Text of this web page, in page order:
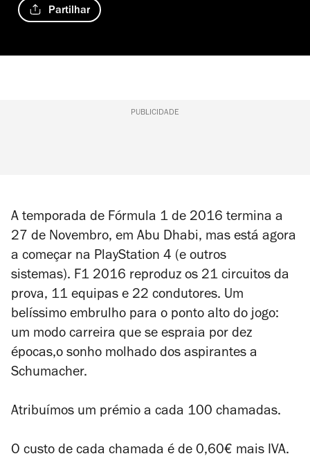
Partilhar
PUBLICIDADE
A temporada de Fórmula 1 de 2016 termina a
27 de Novembro, em Abu Dhabi, mas está agora
a começar na PlayStation 4 (e outros
sistemas). F1 2016 reproduz os 21 circuitos da
prova, 11 equipas e 22 condutores. Um
belíssimo embrulho para o ponto alto do jogo:
um modo carreira que se espraia por dez
épocas,o sonho molhado dos aspirantes a
Schumacher.
Atribuímos um prémio a cada 100 chamadas.
O custo de cada chamada é de 0,60€ mais IVA.